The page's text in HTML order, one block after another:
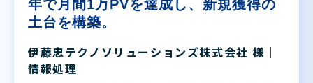
年で月間1万PVを達成し、新規獲得の
土台を構築。
伊藤忠テクノソリューションズ株式会社 様｜
情報処理